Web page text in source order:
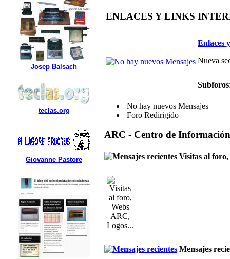
Josep Balsach
teclas.org
Giovanne Pastore
ENLACES Y LINKS
Enlaces
Nueva
Subforos
No hay nuevos Mensajes
Foro Redirigido
ARC - Centro de Información
Visitas al
Mensajes